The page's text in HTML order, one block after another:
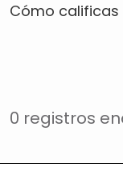
Cómo
0 registros